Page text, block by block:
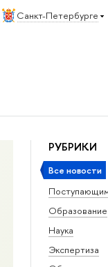
Санкт-Петербурге
РУБРИКИ
Все новости
Образование
Наука
Экспертиза